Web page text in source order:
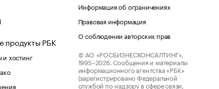
продукты РБК
хостинг
Информация об ограничениях
Правовая информация
О соблюдении авторских прав
© АО «РОСБИЗНЕСКОНСАЛТИНГ»,
1995–2026. Сообщения и материалы
информационного агентства «РБК»
(зарегистрировано Федеральной
службой по надзору в сфере связи,